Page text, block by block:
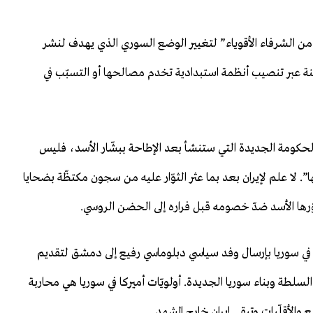
من الشرفاء الأقوياء” لتغيير الوضع السوري الذي يهدف لنشر
عبر تنصيب أنظمة استبدادية تخدم مصالحها أو التسبّب في
الجديدة التي ستنشأ بعد الإطاحة ببشّار الأسد، فليس
لا علم لإيران بعد بما عثر الثوّار عليه من سجون مكتظّة بضحايا
الأسد ضدّ خصومه قبل فراره إلى الحضن الروسي.
سوريا بإرسال وفد سياسي دبلوماسي رفيع إلى دمشق لتقديم
وبناء سوريا الجديدة. أولويّات أميركا في سوريا هي محاربة